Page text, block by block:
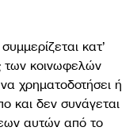
κατ’
των κοινωφελών
χρηματοδοτήσει ή
και δεν συνάγεται
αυτών από το